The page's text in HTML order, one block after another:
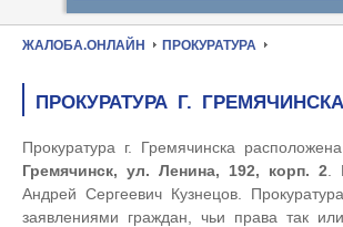
ЖАЛОБА.ОНЛАЙН ПРОКУРАТУРА
ПРОКУРАТУРА Г. ГРЕМЯЧИНСКА
Прокуратура г. Гремячинска
Гремячинск, ул. Ленина, 192, корп. 2 .
Андрей Сергеевич Кузнецов.
заявлениями граждан, чьи права так